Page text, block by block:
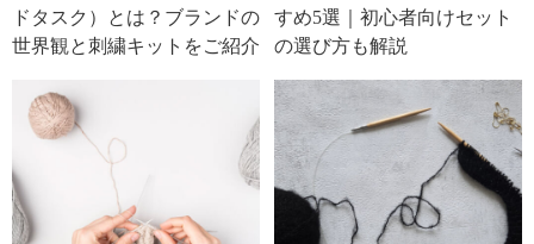
ドタスク）とは？ブランドの
世界観と刺繍キットをご紹介
すめ5選｜初心者向けセット
の選び方も解説